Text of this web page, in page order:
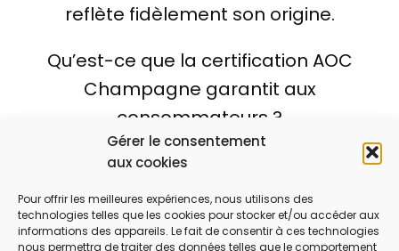
Gérer le consentement
aux cookies
Pour offrir les meilleures expériences, nous utilisons des
technologies telles que les cookies pour stocker et/ou accéder aux
informations des appareils. Le fait de consentir à ces technologies
nous permettra de traiter des données telles que le comportement
reflète fidèlement son origine.
Qu’est-ce que la certification AOC
Champagne garantit aux
consommateurs ?
Elle assure que le champagne est
produit dans la région délimitée de
Champagne selon des règles
précises de culture et de vinification,